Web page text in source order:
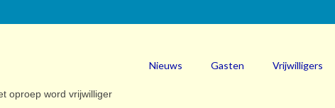
Nieuws Gasten Vrijwilligers